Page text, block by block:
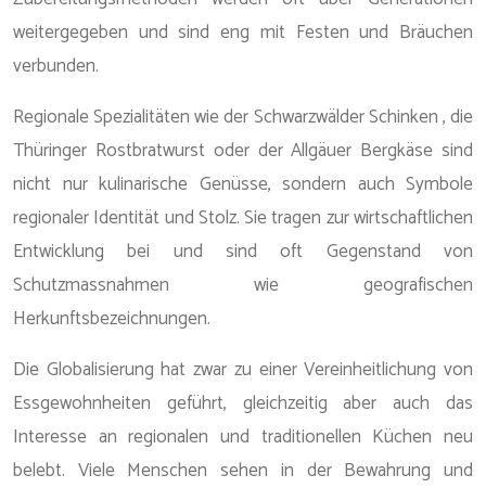
weitergegeben und sind eng mit Festen und Bräuchen
verbunden.
Regionale Spezialitäten wie der Schwarzwälder Schinken , die
Thüringer Rostbratwurst oder der Allgäuer Bergkäse sind
nicht nur kulinarische Genüsse, sondern auch Symbole
regionaler Identität und Stolz. Sie tragen zur wirtschaftlichen
Entwicklung bei und sind oft Gegenstand von
Schutzmassnahmen wie geografischen
Herkunftsbezeichnungen.
Die Globalisierung hat zwar zu einer Vereinheitlichung von
Essgewohnheiten geführt, gleichzeitig aber auch das
Interesse an regionalen und traditionellen Küchen neu
belebt. Viele Menschen sehen in der Bewahrung und